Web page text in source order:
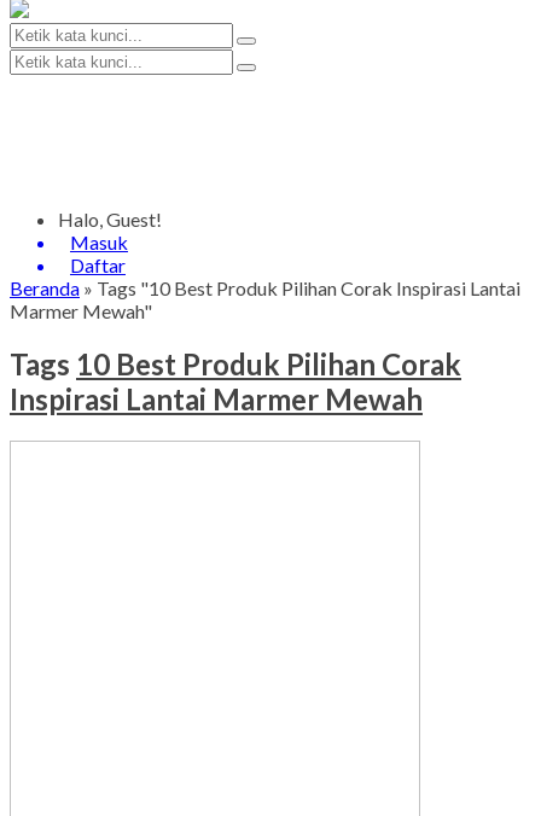
Halo, Guest!
Masuk
Daftar
Beranda » Tags "10 Best Produk Pilihan Corak Inspirasi Lantai
Marmer Mewah"
Tags 10 Best Produk Pilihan Corak
Inspirasi Lantai Marmer Mewah